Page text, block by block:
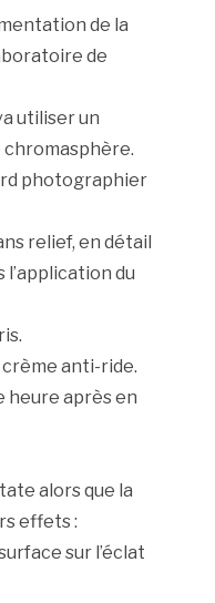
de la
de
utiliser un
photographier
relief, en détail
du
anti-ride.
heure après en
alors que la
effets :
sur l’éclat